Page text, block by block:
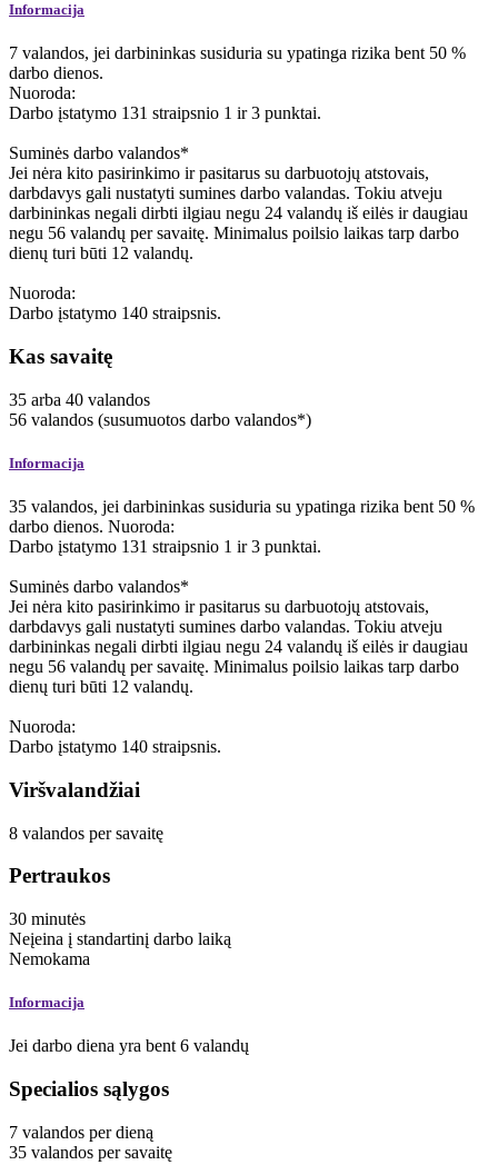
Informacija
7 valandos, jei darbininkas susiduria su ypatinga rizika bent 50 %
darbo dienos.
Nuoroda:
Darbo įstatymo 131 straipsnio 1 ir 3 punktai.
Suminės darbo valandos*
Jei nėra kito pasirinkimo ir pasitarus su darbuotojų atstovais,
darbdavys gali nustatyti sumines darbo valandas. Tokiu atveju
darbininkas negali dirbti ilgiau negu 24 valandų iš eilės ir daugiau
negu 56 valandų per savaitę. Minimalus poilsio laikas tarp darbo
dienų turi būti 12 valandų.
Nuoroda:
Darbo įstatymo 140 straipsnis.
Kas savaitę
35 arba 40 valandos
56 valandos (susumuotos darbo valandos*)
Informacija
35 valandos, jei darbininkas susiduria su ypatinga rizika bent 50 %
darbo dienos. Nuoroda:
Darbo įstatymo 131 straipsnio 1 ir 3 punktai.
Suminės darbo valandos*
Jei nėra kito pasirinkimo ir pasitarus su darbuotojų atstovais,
darbdavys gali nustatyti sumines darbo valandas. Tokiu atveju
darbininkas negali dirbti ilgiau negu 24 valandų iš eilės ir daugiau
negu 56 valandų per savaitę. Minimalus poilsio laikas tarp darbo
dienų turi būti 12 valandų.
Nuoroda:
Darbo įstatymo 140 straipsnis.
Viršvalandžiai
8 valandos per savaitę
Pertraukos
30 minutės
Neįeina į standartinį darbo laiką
Nemokama
Informacija
Jei darbo diena yra bent 6 valandų
Specialios sąlygos
7 valandos per dieną
35 valandos per savaitę